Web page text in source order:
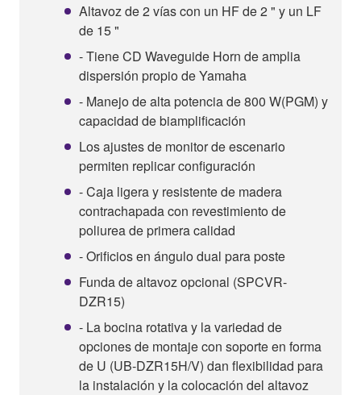
Altavoz de 2 vías con un HF de 2 " y un LF
de 15 "
- Tiene CD Waveguide Horn de amplia
dispersión propio de Yamaha
- Manejo de alta potencia de 800 W(PGM) y
capacidad de biamplificación
Los ajustes de monitor de escenario
permiten replicar configuración
- Caja ligera y resistente de madera
contrachapada con revestimiento de
poliurea de primera calidad
- Orificios en ángulo dual para poste
Funda de altavoz opcional (SPCVR-
DZR15)
- La bocina rotativa y la variedad de
opciones de montaje con soporte en forma
de U (UB-DZR15H/V) dan flexibilidad para
la instalación y la colocación del altavoz